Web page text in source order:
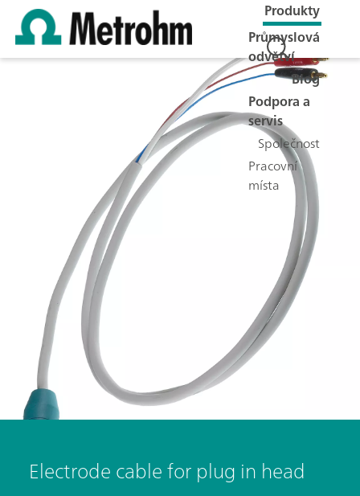
Produkty
Průmyslová
odvětví
Blog
Podpora a
servis
Společnost
Pracovní
místa
Electrode cable for plug in head